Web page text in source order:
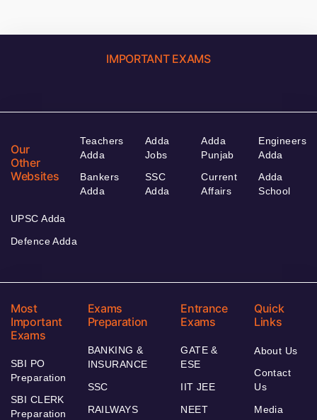
IMPORTANT EXAMS
Our
Other
Websites
Teachers
Adda
Bankers
Adda
Adda
Jobs
SSC
Adda
Adda
Punjab
Current
Affairs
Engineers
Adda
Adda
School
UPSC Adda
Defence Adda
Most
Important
Exams
SBI PO
Preparation
SBI CLERK
Preparation
Exams
Preparation
BANKING &
INSURANCE
SSC
RAILWAYS
Entrance
Exams
GATE &
ESE
IIT JEE
NEET
Quick
Links
About Us
Contact
Us
Media